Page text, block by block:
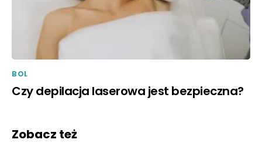
BOL
Czy depilacja laserowa jest bezpieczna?
Zobacz też